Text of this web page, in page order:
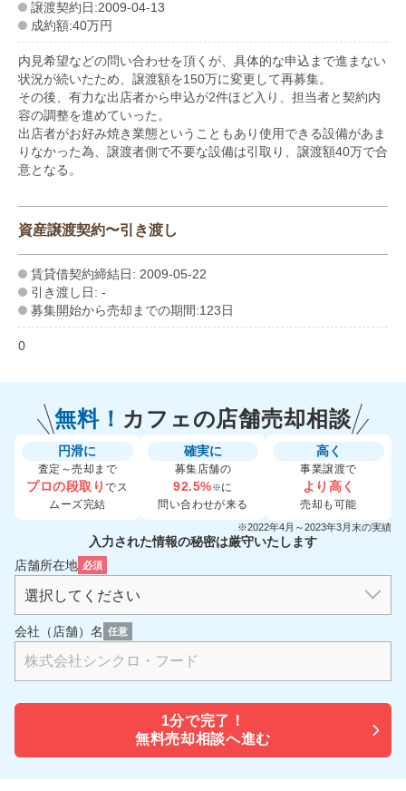
譲渡契約日:2009-04-13
成約額:40万円
内見希望などの問い合わせを頂くが、具体的な申込まで進まない
状況が続いたため、譲渡額を150万に変更して再募集。
その後、有力な出店者から申込が2件ほど入り、担当者と契約内
容の調整を進めていった。
出店者がお好み焼き業態ということもあり使用できる設備があま
りなかった為、譲渡者側で不要な設備は引取り、譲渡額40万で合
意となる。
資産譲渡契約〜引き渡し
賃貸借契約締結日: 2009-05-22
引き渡し日: -
募集開始から売却までの期間:123日
0
無料！ カフェの店舗売却相談
円滑に
査定～売却まで
プロの段取りでス
ムーズ完結
確実に
募集店舗の
92.5%※に
問い合わせが来る
高く
事業譲渡で
より高く
売却も可能
※2022年4月～2023年3月末の実績
入力された情報の秘密は厳守いたします
店舗所在地 必須
会社（店舗）名 任意
1分で完了！
無料売却相談へ進む